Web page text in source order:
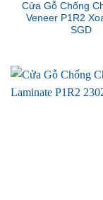
Cửa Gỗ Chống
Veneer P1R2
SGD